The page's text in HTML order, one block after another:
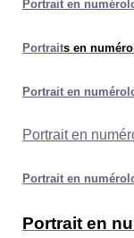
Portrait en
Portraits en
Portrait en
Portrait en
Portrait en
Portrait en